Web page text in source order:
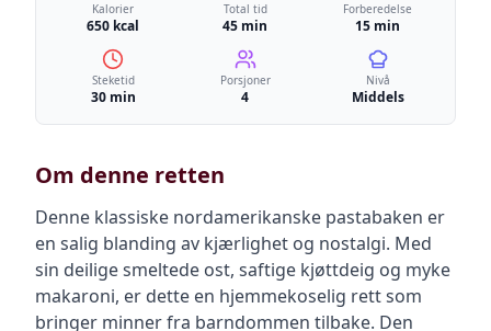
Kalorier
650 kcal
Total tid
45 min
Forberedelse
15 min
Steketid
30 min
Porsjoner
4
Nivå
Middels
Om denne retten
Denne klassiske nordamerikanske pastabaken er
en salig blanding av kjærlighet og nostalgi. Med
sin deilige smeltede ost, saftige kjøttdeig og myke
makaroni, er dette en hjemmekoselig rett som
bringer minner fra barndommen tilbake. Den